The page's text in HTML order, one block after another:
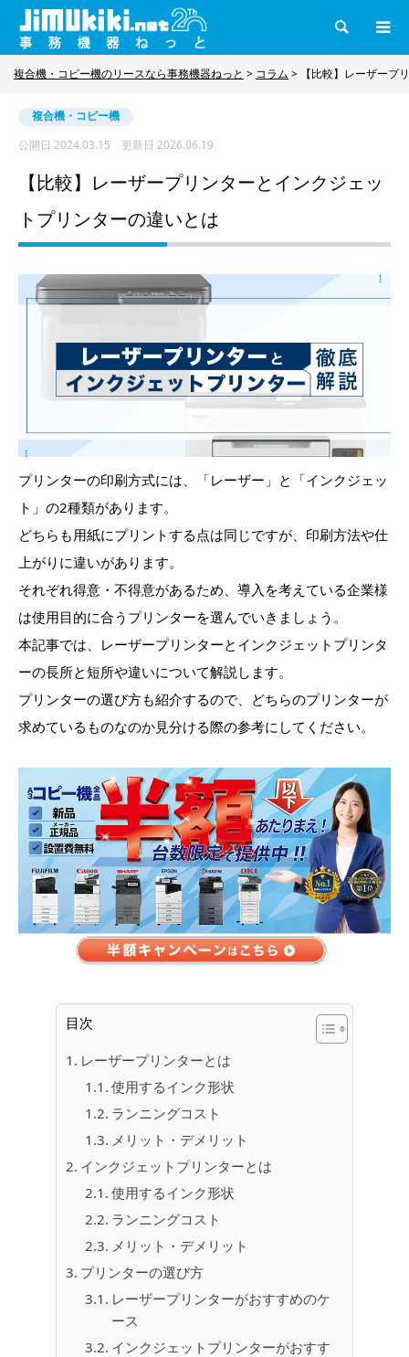
検索
複合機・コピー機のリースなら事務機器ねっと > コラム > 【比較】レーザープ
複合機・コピー機
公開日 2024.03.15 更新日 2026.06.19
【比較】レーザープリンターとインクジェッ
トプリンターの違いとは
プリンターの印刷方式には、「レーザー」と「インクジェッ
ト」の2種類があります。
どちらも用紙にプリントする点は同じですが、印刷方法や仕
上がりに違いがあります。
それぞれ得意・不得意があるため、導入を考えている企業様
は使用目的に合うプリンターを選んでいきましょう。
本記事では、レーザープリンターとインクジェットプリンタ
ーの長所と短所や違いについて解説します。
プリンターの選び方も紹介するので、どちらのプリンターが
求めているものなのか見分ける際の参考にしてください。
目次
レーザープリンターとは
使用するインク形状
ランニングコスト
メリット・デメリット
インクジェットプリンターとは
使用するインク形状
ランニングコスト
メリット・デメリット
プリンターの選び方
レーザープリンターがおすすめのケ
ース
インクジェットプリンターがおすす